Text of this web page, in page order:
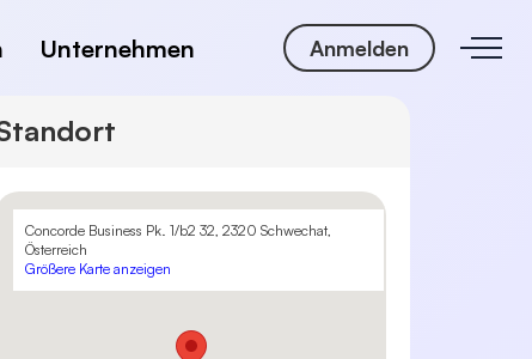
Unternehmen Anmelden
Concorde Business Pk. 1/b2 32, 2320 Schwechat,
Österreich
Größere Karte anzeigen